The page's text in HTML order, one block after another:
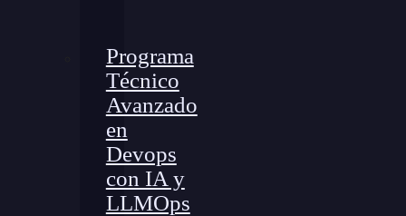
Programa
Técnico
Avanzado
en
Devops
con IA y
LLMOps